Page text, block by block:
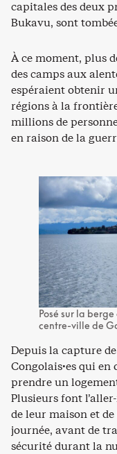
capitales des deux
Bukavu, sont
À ce moment, plus
des camps aux
espéraient obtenir
régions à la
millions de
en raison de la
Posé sur la
centre-ville de
Depuis la capture
Congolais·es qui
prendre un
Plusieurs font
de leur maison et
journée, avant de
sécurité durant la